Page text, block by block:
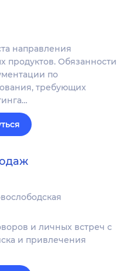
направления
продуктов. Обязанности
по
требующих
и личных встреч с
и привлечения